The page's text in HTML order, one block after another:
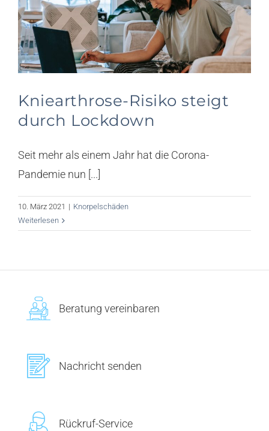
Knorpel News
Über uns
Kontakt
Suche
nach:
Kniearthrose-Risiko steigt
durch Lockdown
Seit mehr als einem Jahr hat die Corona-
Pandemie nun [...]
10. März 2021 | Knorpelschäden
Weiterlesen
Beratung vereinbaren
Nachricht senden
Rückruf-Service